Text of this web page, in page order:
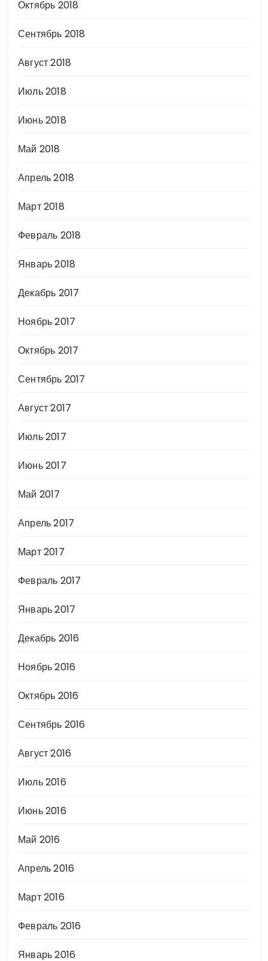
Октябрь 2018
Сентябрь 2018
Август 2018
Июль 2018
Июнь 2018
Май 2018
Апрель 2018
Март 2018
Февраль 2018
Январь 2018
Декабрь 2017
Ноябрь 2017
Октябрь 2017
Сентябрь 2017
Август 2017
Июль 2017
Июнь 2017
Май 2017
Апрель 2017
Март 2017
Февраль 2017
Январь 2017
Декабрь 2016
Ноябрь 2016
Октябрь 2016
Сентябрь 2016
Август 2016
Июль 2016
Июнь 2016
Май 2016
Апрель 2016
Март 2016
Февраль 2016
Январь 2016